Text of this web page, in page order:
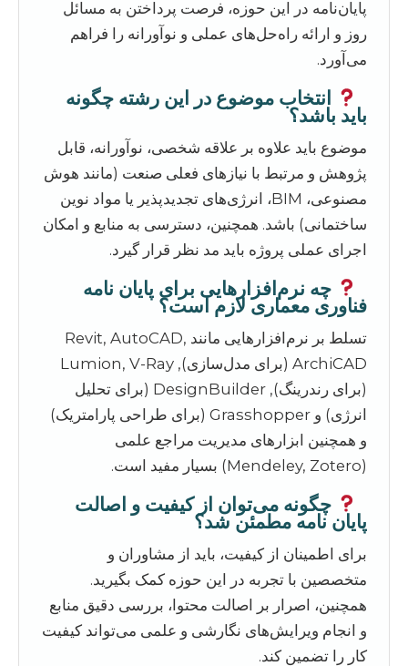
پایان‌نامه در این حوزه، فرصت پرداختن به مسائل
روز و ارائه راه‌حل‌های عملی و نوآورانه را فراهم
می‌آورد.
انتخاب موضوع در این رشته چگونه
باید باشد؟
موضوع باید علاوه بر علاقه شخصی، نوآورانه، قابل
پژوهش و مرتبط با نیازهای فعلی صنعت (مانند هوش
مصنوعی، BIM، انرژی‌های تجدیدپذیر یا مواد نوین
ساختمانی) باشد. همچنین، دسترسی به منابع و امکان
اجرای عملی پروژه باید مد نظر قرار گیرد.
چه نرم‌افزارهایی برای پایان نامه
فناوری معماری لازم است؟
تسلط بر نرم‌افزارهایی مانند Revit, AutoCAD,
ArchiCAD (برای مدل‌سازی), Lumion, V-Ray
(برای رندرینگ), DesignBuilder (برای تحلیل
انرژی) و Grasshopper (برای طراحی پارامتریک)
و همچنین ابزارهای مدیریت مراجع علمی
(Mendeley, Zotero) بسیار مفید است.
چگونه می‌توان از کیفیت و اصالت
پایان نامه مطمئن شد؟
برای اطمینان از کیفیت، باید از مشاوران و
متخصصین با تجربه در این حوزه کمک بگیرید.
همچنین، اصرار بر اصالت محتوا، بررسی دقیق منابع
و انجام ویرایش‌های نگارشی و علمی می‌تواند کیفیت
کار را تضمین کند.